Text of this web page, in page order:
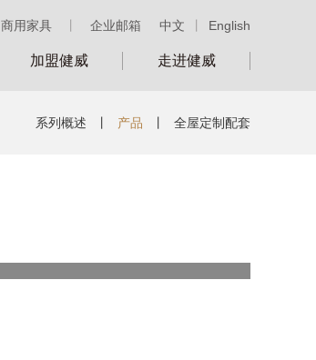
中文 English
商用家具 企业邮箱
加盟健威 走进健威
系列概述 产品 全屋定制配套